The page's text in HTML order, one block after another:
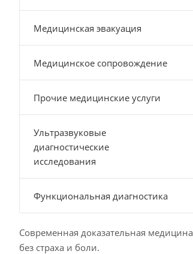
Медицинская эвакуация
Медицинское сопровождение
Прочие медицинские услуги
Ультразвуковые
диагностические
исследования
Функциональная диагностика
Современная доказательная медицина
без страха и боли.